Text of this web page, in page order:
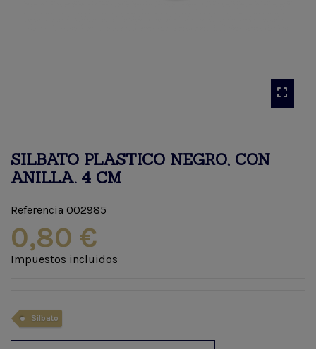
SILBATO PLASTICO NEGRO, CON
ANILLA. 4 CM
Referencia 002985
0,80 €
Impuestos incluidos
Silbato